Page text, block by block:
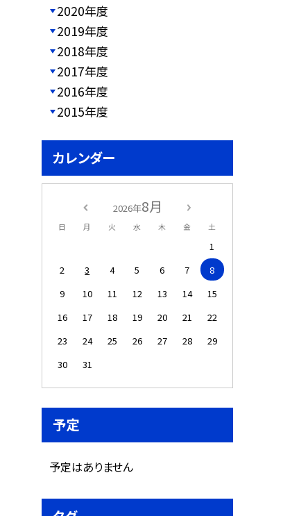
2020年度
2019年度
2018年度
2017年度
2016年度
2015年度
カレンダー
2026年8月
日 月 火 水 木 金 土
1
2
3 4 5 6 7
8
9
10 11 12 13 14
15
16
17 18 19 20 21
22
23
24 25 26 27 28
29
30
31
予定
予定はありません